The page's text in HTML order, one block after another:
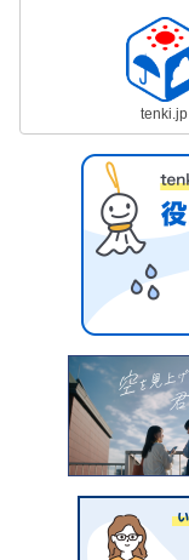
tenki.jp